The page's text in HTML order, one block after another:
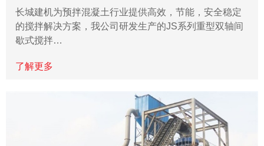
长城建机为预拌混凝土行业提供高效，节能，安全稳定
的搅拌解决方案，我公司研发生产的JS系列重型双轴间
歇式搅拌…
了解更多